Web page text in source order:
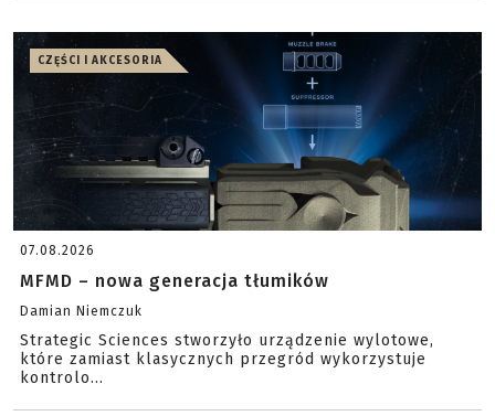
CZĘŚCI I AKCESORIA
07.08.2026
MFMD – nowa generacja tłumików
Damian Niemczuk
Strategic Sciences stworzyło urządzenie wylotowe,
które zamiast klasycznych przegród wykorzystuje
kontrolo...